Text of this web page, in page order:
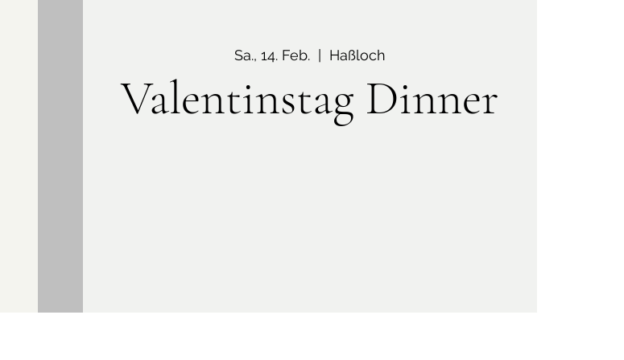
Sa., 14. Feb.
  |
Haßloch
Valentinstag Dinner